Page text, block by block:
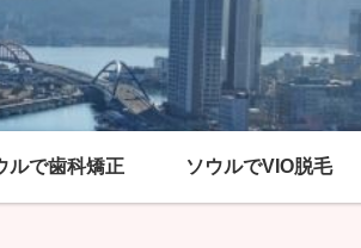
ルで歯科矯正 ソウルでVIO脱毛